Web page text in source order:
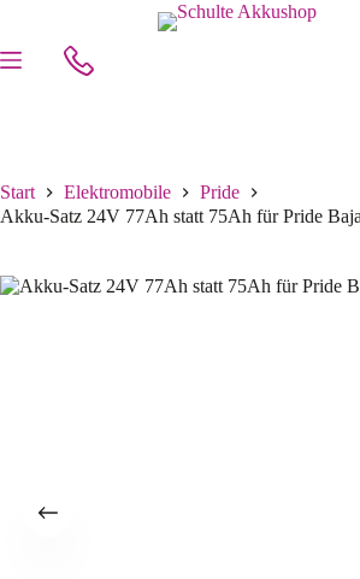
Start Elektromobile
Pride
Akku-Satz 24V 77Ah statt 75Ah für Pride